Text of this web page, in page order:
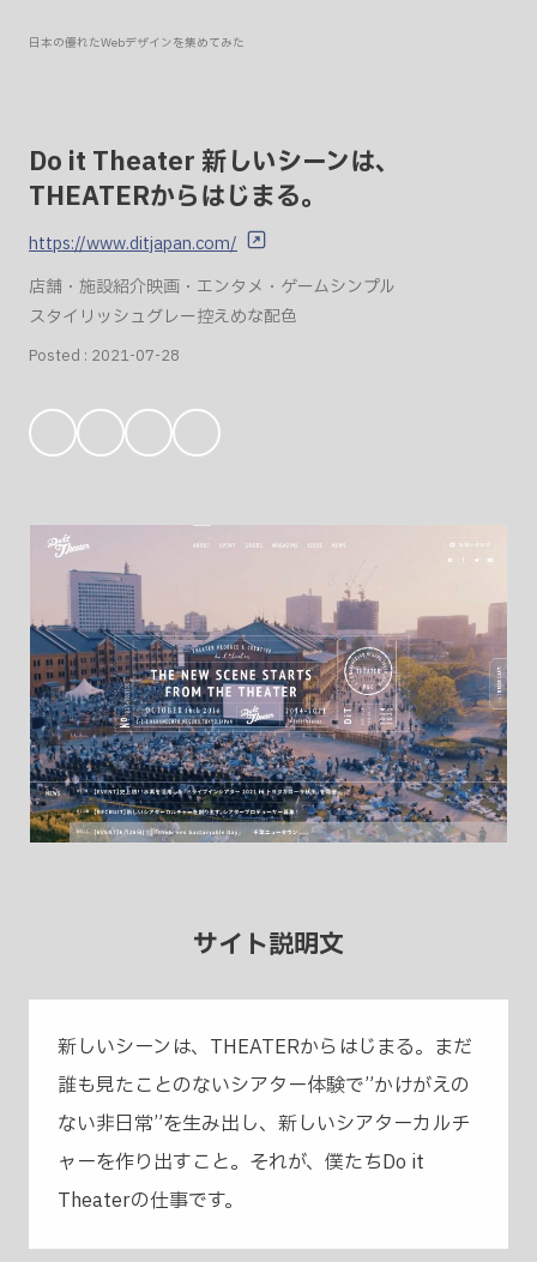
日本の優れたWebデザインを集めてみた
Do it Theater 新しいシーンは、
THEATERからはじまる。
https://www.ditjapan.com/
店舗・施設紹介映画・エンタメ・ゲームシンプル
スタイリッシュグレー控えめな配色
Posted : 2021-07-28
気
入
サイト説明文
新しいシーンは、THEATERからはじまる。まだ
誰も見たことのないシアター体験で”かけがえの
ない非日常”を生み出し、新しいシアターカルチ
ャーを作り出すこと。それが、僕たちDo it
Theaterの仕事です。